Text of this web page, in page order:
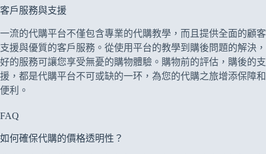
客戶服務與支援
一流的代購平台不僅包含專業的代購教學，而且提供全面的顧客
支援與優質的客戶服務。從使用平台的教學到購後問題的解決，
好的服務可讓您享受無憂的購物體驗。購物前的評估，購後的支
援，都是代購平台不可或缺的一环，為您的代購之旅增添保障和
便利。
FAQ
如何確保代購的價格透明性？